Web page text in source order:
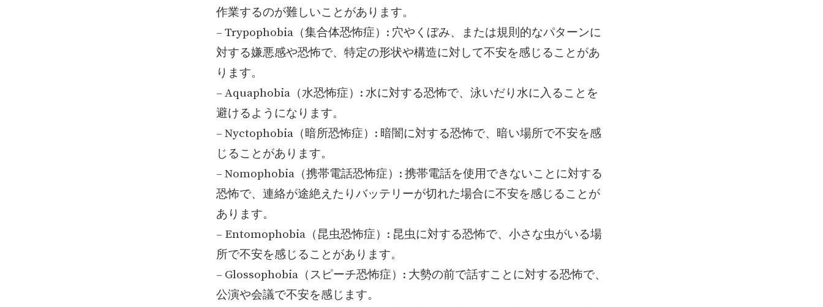
作業するのが難しいことがあります。
– Trypophobia（集合体恐怖症）: 穴やくぼみ、または規則的なパターンに
対する嫌悪感や恐怖で、特定の形状や構造に対して不安を感じることがあ
ります。
– Aquaphobia（水恐怖症）: 水に対する恐怖で、泳いだり水に入ることを
避けるようになります。
– Nyctophobia（暗所恐怖症）: 暗闇に対する恐怖で、暗い場所で不安を感
じることがあります。
– Nomophobia（携帯電話恐怖症）: 携帯電話を使用できないことに対する
恐怖で、連絡が途絶えたりバッテリーが切れた場合に不安を感じることが
あります。
– Entomophobia（昆虫恐怖症）: 昆虫に対する恐怖で、小さな虫がいる場
所で不安を感じることがあります。
– Glossophobia（スピーチ恐怖症）: 大勢の前で話すことに対する恐怖で、
公演や会議で不安を感じます。